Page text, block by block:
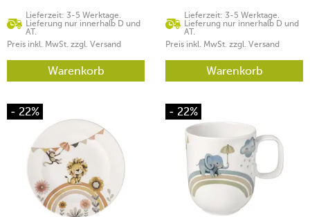
Lieferzeit: 3-5 Werktage.
Lieferung nur innerhalb D und
AT.
Preis inkl. MwSt. zzgl. Versand
Warenkorb
Lieferzeit: 3-5 Werktage.
Lieferung nur innerhalb D und
AT.
Preis inkl. MwSt. zzgl. Versand
Warenkorb
- 22% - 22%